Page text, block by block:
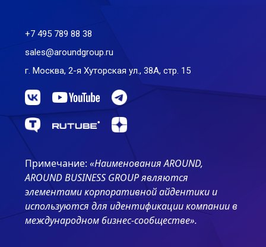
+7 495 789 88 38
sales@aroundgroup.ru
г. Москва, 2-я Хуторская ул., 38А, стр. 15
Примечание: «Наименования AROUND,
AROUND BUSINESS GROUP являются
элементами корпоративной айдентики и
используются для идентификации компании в
международном бизнес-сообществе».